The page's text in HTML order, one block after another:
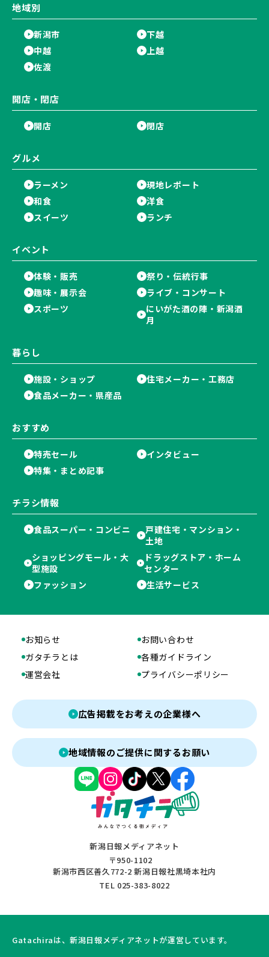
地域別
新潟市
下越
中越
上越
佐渡
開店・閉店
開店 閉店
グルメ
ラーメン
現地レポート
和食
洋食
スイーツ
ランチ
イベント
体験・販売
祭り・伝統行事
趣味・展示会
ライブ・コンサート
スポーツ
にいがた酒の陣・新潟酒
月
暮らし
施設・ショップ
住宅メーカー・工務店
食品メーカー・県産品
おすすめ
特売セール
インタビュー
特集・まとめ記事
チラシ情報
食品スーパー・コンビニ
戸建住宅・マンション・
土地
ショッピングモール・大
型施設
ドラッグストア・ホーム
センター
ファッション
生活サービス
新潟日報メディアネット
〒950-1102
新潟市西区善久772-2 新潟日報社黒埼本社内
TEL 025-383-8022
お知らせ
お問い合わせ
ガタチラとは
各種ガイドライン
運営会社
プライバシーポリシー
広告掲載をお考えの企業様へ
地域情報のご提供に関するお願い
Gatachiraは、新潟日報メディアネットが運営しています。